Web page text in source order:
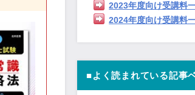
2023年度向け受講料
2024年度向け受講料
■よく読まれている記事